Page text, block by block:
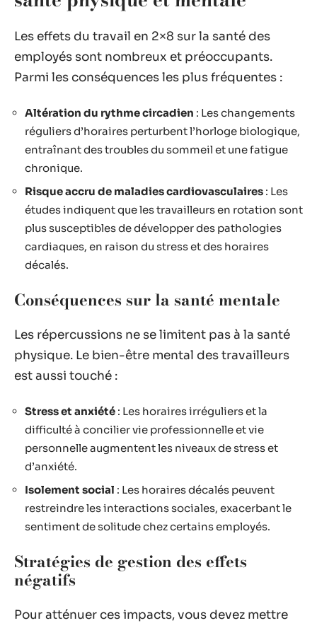
Les effets du travail en 2×8 sur la santé des
employés sont nombreux et préoccupants.
Parmi les conséquences les plus fréquentes :
Altération du rythme circadien : Les changements
réguliers d’horaires perturbent l’horloge biologique,
entraînant des troubles du sommeil et une fatigue
chronique.
Risque accru de maladies cardiovasculaires : Les
études indiquent que les travailleurs en rotation sont
plus susceptibles de développer des pathologies
cardiaques, en raison du stress et des horaires
décalés.
Conséquences sur la santé mentale
Les répercussions ne se limitent pas à la santé
physique. Le bien-être mental des travailleurs
est aussi touché :
Stress et anxiété : Les horaires irréguliers et la
difficulté à concilier vie professionnelle et vie
personnelle augmentent les niveaux de stress et
d’anxiété.
Isolement social : Les horaires décalés peuvent
restreindre les interactions sociales, exacerbant le
sentiment de solitude chez certains employés.
Stratégies de gestion des effets
négatifs
Pour atténuer ces impacts, vous devez mettre